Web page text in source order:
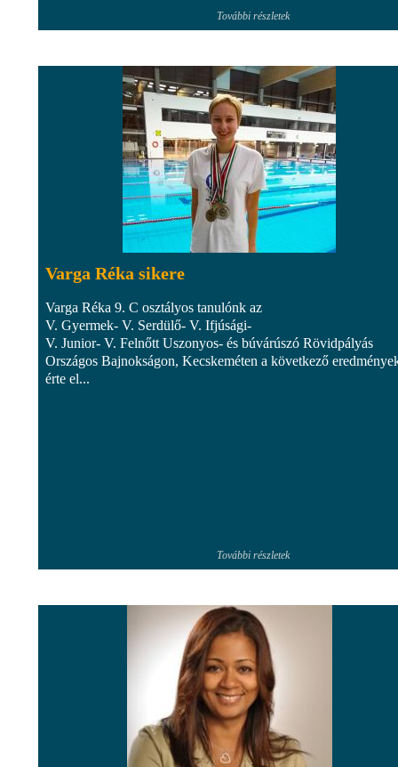
További részletek
Varga Réka sikere
Varga Réka 9. C osztályos tanulónk az
V. Gyermek- V. Serdülő- V. Ifjúsági-
V. Junior- V. Felnőtt Uszonyos- és búvárúszó Rövidpályás
Országos Bajnokságon, Kecskeméten a következő
érte el...
További részletek